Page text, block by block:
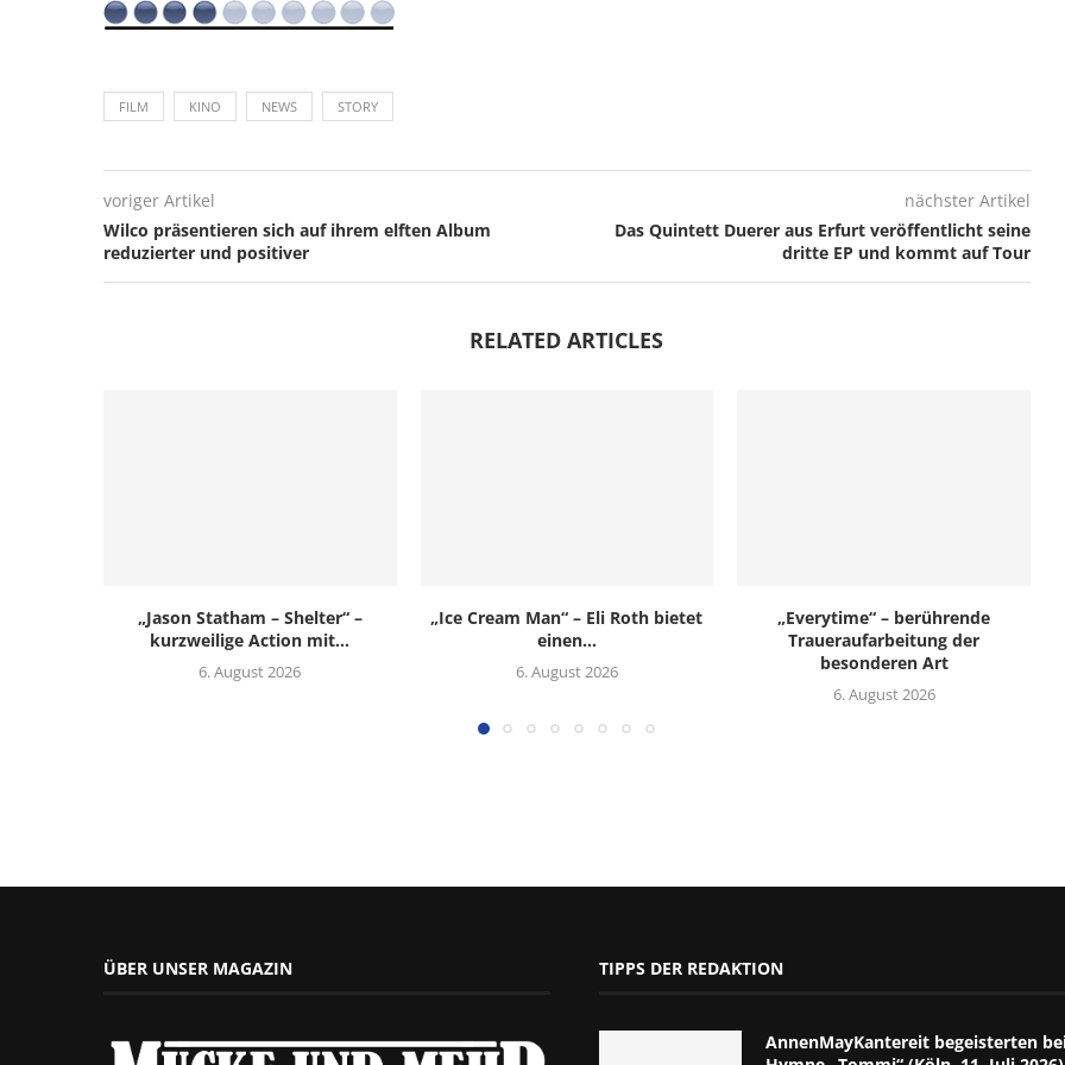
FILM KINO NEWS STORY
voriger Artikel
Wilco präsentieren sich auf ihrem elften Album
reduzierter und positiver
nächster Artikel
Das Quintett Duerer aus Erfurt veröffentlicht seine
dritte EP und kommt auf Tour
RELATED ARTICLES
„Jason Statham – Shelter“ –
kurzweilige Action mit...
6. August 2026
„Ice Cream Man“ – Eli Roth bietet
einen...
6. August 2026
„Everytime“ – berührende
Traueraufarbeitung der
besonderen Art
6. August 2026
ÜBER UNSER MAGAZIN TIPPS DER REDAKTION
AnnenMayKantereit begeisterten